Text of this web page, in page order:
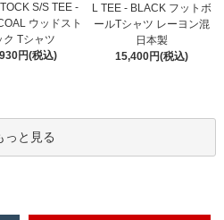
S/S TEE -
ウッドスト
ク Tシャツ
円(税込)
L TEE - BLACK フットボ
ールTシャツ レーヨン混
日本製
15,400円(税込)
っと見る